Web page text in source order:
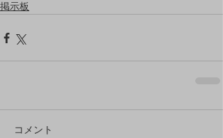
掲示板
コメント